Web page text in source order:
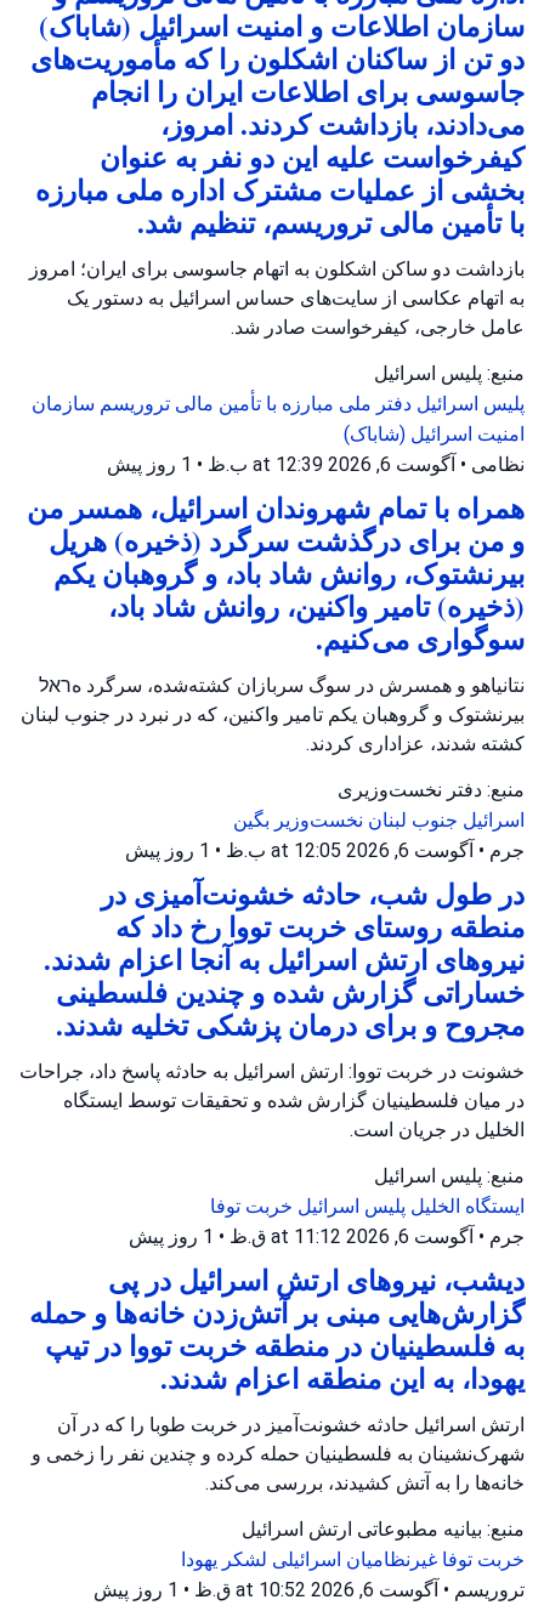
سازمان اطلاعات و امنیت اسرائیل (شاباک)
دو تن از ساکنان اشکلون را که مأموریت‌های
جاسوسی برای اطلاعات ایران را انجام
می‌دادند، بازداشت کردند. امروز،
کیفرخواست علیه این دو نفر به عنوان
بخشی از عملیات مشترک اداره ملی مبارزه
با تأمین مالی تروریسم، تنظیم شد.
بازداشت دو ساکن اشکلون به اتهام جاسوسی برای ایران؛ امروز
به اتهام عکاسی از سایت‌های حساس اسرائیل به دستور یک
عامل خارجی، کیفرخواست صادر شد.
منبع: پلیس اسرائیل
پلیس اسرائیل دفتر ملی مبارزه با تأمین مالی تروریسم سازمان
امنیت اسرائیل (شاباک)
نظامی • آگوست 6, 2026 at 12:39 ب.ظ • 1 روز پیش
همراه با تمام شهروندان اسرائیل، همسر من
و من برای درگذشت سرگرد (ذخیره) هریل
بیرنشتوک، روانش شاد باد، و گروهبان یکم
(ذخیره) تامیر واکنین، روانش شاد باد،
سوگواری می‌کنیم.
نتانیاهو و همسرش در سوگ سربازان کشته‌شده، سرگرد هראל
بیرنشتوک و گروهبان یکم تامیر واکنین، که در نبرد در جنوب لبنان
کشته شدند، عزاداری کردند.
منبع: دفتر نخست‌وزیری
اسرائیل جنوب لبنان نخست‌وزیر بگین
جرم • آگوست 6, 2026 at 12:05 ب.ظ • 1 روز پیش
در طول شب، حادثه خشونت‌آمیزی در
منطقه روستای خربت تووا رخ داد که
نیروهای ارتش اسرائیل به آنجا اعزام شدند.
خساراتی گزارش شده و چندین فلسطینی
مجروح و برای درمان پزشکی تخلیه شدند.
خشونت در خربت تووا: ارتش اسرائیل به حادثه پاسخ داد، جراحات
در میان فلسطینیان گزارش شده و تحقیقات توسط ایستگاه
الخلیل در جریان است.
منبع: پلیس اسرائیل
ایستگاه الخلیل پلیس اسرائیل خربت توفا
جرم • آگوست 6, 2026 at 11:12 ق.ظ • 1 روز پیش
دیشب، نیروهای ارتش اسرائیل در پی
گزارش‌هایی مبنی بر آتش‌زدن خانه‌ها و حمله
به فلسطینیان در منطقه خربت تووا در تیپ
یهودا، به این منطقه اعزام شدند.
ارتش اسرائیل حادثه خشونت‌آمیز در خربت طوبا را که در آن
شهرک‌نشینان به فلسطینیان حمله کرده و چندین نفر را زخمی و
خانه‌ها را به آتش کشیدند، بررسی می‌کند.
منبع: بیانیه مطبوعاتی ارتش اسرائیل
خربت توفا غیرنظامیان اسرائیلی لشکر یهودا
تروریسم • آگوست 6, 2026 at 10:52 ق.ظ • 1 روز پیش